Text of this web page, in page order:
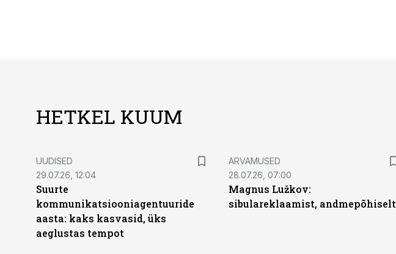
HETKEL KUUM
UUDISED
29.07.26, 12:04
Suurte
kommunikatsiooniagentuuride
aasta: kaks kasvasid, üks
aeglustas tempot
ARVAMUSED
28.07.26, 07:00
Magnus Lužkov:
sibulareklaamist, andmepõhiselt